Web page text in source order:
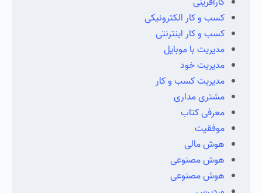
کسب و کار الکترونیکی
کسب و کار اینترنتی
مدیریت با موبایل
مدیریت خود
مدیریت کسب و کار
مشتری مداری
معرفی کتاب
موفقیت
هوش مالی
هوش مصنوعی
هوش مصنوعی